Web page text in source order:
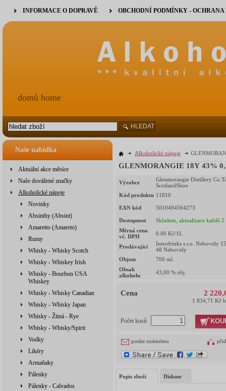
Naše nabídka
Aktuální akce měsíce
Naše dovážené značky
Alkoholické nápoje
Novinky
Absinthy (Absint)
Amaretto (Amareto)
Rumy
Whisky - Whisky Scotch
Whisky - Whiskey Irish
Whisky - Bourbon USA
Whiskey
Whisky - Whisky Canadian
Whisky - Whisky Japan
Whisky - Žitná - Rye
Whisky - Whisky/Spirit
Vodky
Likéry
Armaňaky
Pálenky
Pálenky - Calvados
Alkoholické nápoje
GLENMORANGIE 18Y 43%
Výrobce
Glenmorangie Distillery
ScotlandShire
Kód produktu 11810
EAN kód 5010494564273
Dostupnost
Skladem, aktualizace každé 2
Měrná cena
vč. DPH
0.00 Kč/1L
Prodávající
Interdrinks s.r.o. Nebovidy
48 Nebovidy
Objem
700 ml.
Obsah
alkoholu
43,00 % obj.
Cena 2
1 834,71 Kč
Počet kusů
poslat známému
Popis zboží Diskuse
INFORMACE O DOPRAVĚ OBCHODNÍ PODMÍNKY -
domů home
HLEDAT